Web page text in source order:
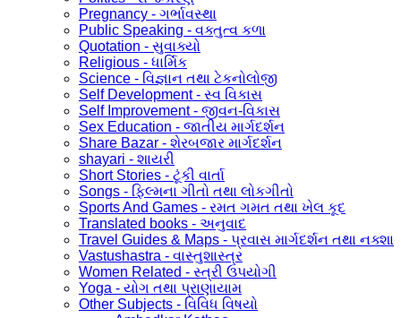
Pregnancy - ગર્ભાવસ્થા
Public Speaking - વક્તુત્વ કળા
Quotation - સુવાક્યો
Religious - ધાર્મિક
Science - વિજ્ઞાન તથા ટેકનોલોજી
Self Development - સ્વ વિકાસ
Self Improvement - જીવન-વિકાસ
Sex Education - જાતીય માર્ગદર્શન
Share Bazar - શેરબજાર માર્ગદર્શન
shayari - શાયરી
Short Stories - ટૂંકી વાર્તા
Songs - ફિલ્મના ગીતો તથા લોકગીતો
Sports And Games - રમત ગમત તથા ખેલ કૂદ
Translated books - અનુવાદ
Travel Guides & Maps - પ્રવાસ માર્ગદર્શન તથા નક્શા
Vastushastra - વાસ્તુશાસ્ત્ર
Women Related - સ્ત્રી ઉપયોગી
Yoga - યોગ તથા પ્રાણાયામ
Other Subjects - વિવિધ વિષયો